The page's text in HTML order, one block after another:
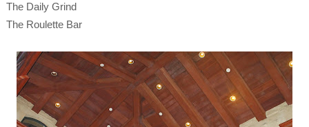
The Daily Grind
The Roulette Bar